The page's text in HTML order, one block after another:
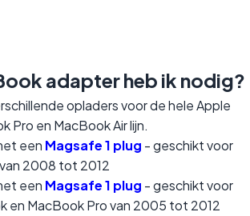
adapter heb ik nodig?
opladers voor de hele Apple
Pro en MacBook Air lijn.
een Magsafe 1 plug - geschikt voor
2008 tot 2012
een Magsafe 1 plug - geschikt voor
en MacBook Pro van 2005 tot 2012